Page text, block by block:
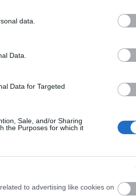
data.
Data.
Data for Targeted
Sale, and/or Sharing
the Purposes for which it
to advertising like cookies on